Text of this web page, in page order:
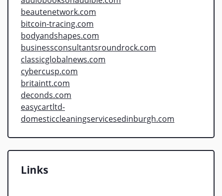
beautenetwork.com
bitcoin-tracing.com
bodyandshapes.com
businessconsultantsroundrock.com
classicglobalnews.com
cybercusp.com
britaintt.com
deconds.com
easycartltd-
domesticcleaningservicesedinburgh.com
Links